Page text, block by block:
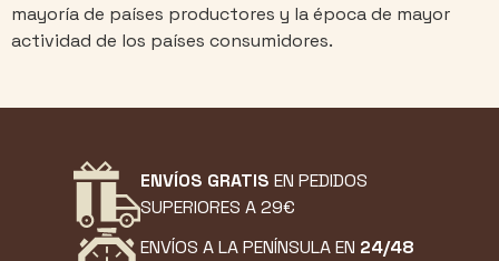
mayoría de países productores y la época de mayor
actividad de los países consumidores.
ENVÍOS GRATIS EN PEDIDOS
SUPERIORES A 29€
ENVÍOS A LA PENÍNSULA EN 24/48